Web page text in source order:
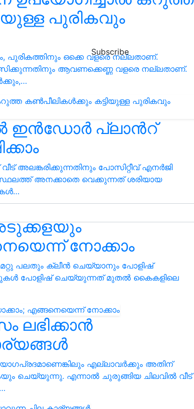
Subscribe
പുരികവും
പുരികത്തിനും ഒക്കെ വളരെ നല്ലതാണ്.
ആവണക്കെണ്ണ വളരെ നല്ലതാണ്.
ഇന്‍ഡോര്‍ പ്ലാന്‍റ്
അലങ്കരിക്കുന്നതിനും പോസിറ്റീവ് എനർജി
അനക്കാതെ വെക്കുന്നത് ശരിയായ
നോക്കാം
മറ്റു പലതും ക്ലീൻ ചെയ്യാനും പോളിഷ്
പോളിഷ് ചെയ്യുന്നത് മുതൽ കൈകളിലെ
ലഭിക്കാൻ
എല്ലാവർക്കും അതിന്
ചെയ്യുന്നു. എന്നാൽ ചുരുങ്ങിയ ചിലവിൽ വീട്